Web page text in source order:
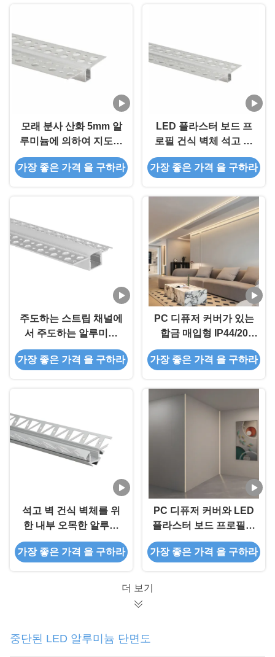
모래 분사 산화 5mm 알
루미늄에 의하여 지도되
는 가벼운 지구 주거
가장 좋은 가격 을 구하라
LED 플라스터 보드 프
로필 건식 벽체 석고 벽
을 위한 주도하는 알류
미늄 압출
가장 좋은 가격 을 구하라
주도하는 스트립 채널에
서 주도하는 알루미늄
프로파일 석고 벽 트림
리스 석고는 15 밀리미
가장 좋은 가격 을 구하라
PC 디퓨저 커버가 있는
합금 매입형 IP44/20
LED 석고보드 프로파
일
가장 좋은 가격 을 구하라
석고 벽 건식 벽체를 위
한 내부 오목한 알루미
늄 주도하는 프로필
가장 좋은 가격 을 구하라
PC 디퓨저 커버와 LED
플라스터 보드 프로필을
위한 주도하는 스트립
알루미늄 프로파일
가장 좋은 가격 을 구하라
더 보기
중단된 LED 알루미늄 단면도